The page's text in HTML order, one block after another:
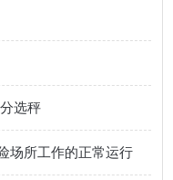
选秤
场所工作的正常运行